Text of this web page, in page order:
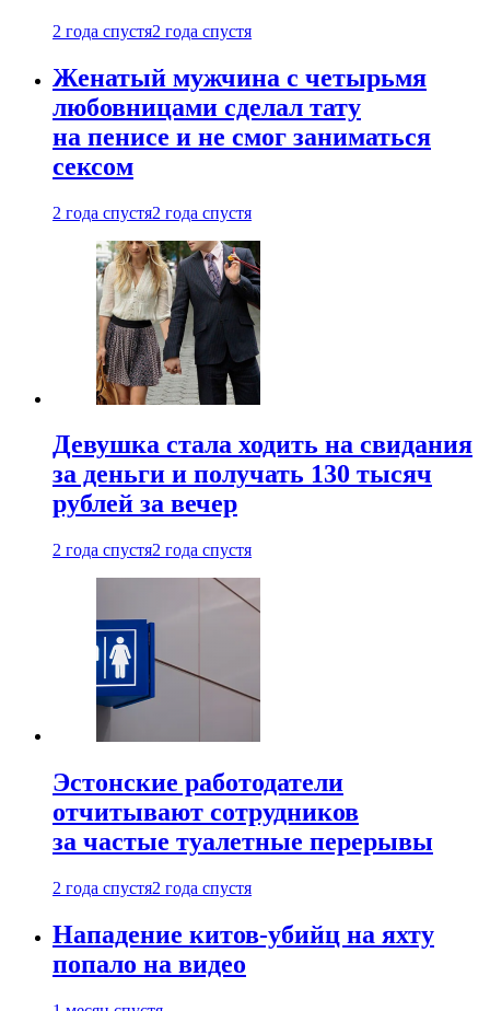
2 года спустя2 года спустя
Женатый мужчина с четырьмя
любовницами сделал тату
на пенисе и не смог заниматься
сексом
2 года спустя2 года спустя
Девушка стала ходить на свидания
за деньги и получать 130 тысяч
рублей за вечер
2 года спустя2 года спустя
Эстонские работодатели
отчитывают сотрудников
за частые туалетные перерывы
2 года спустя2 года спустя
Нападение китов-убийц на яхту
попало на видео